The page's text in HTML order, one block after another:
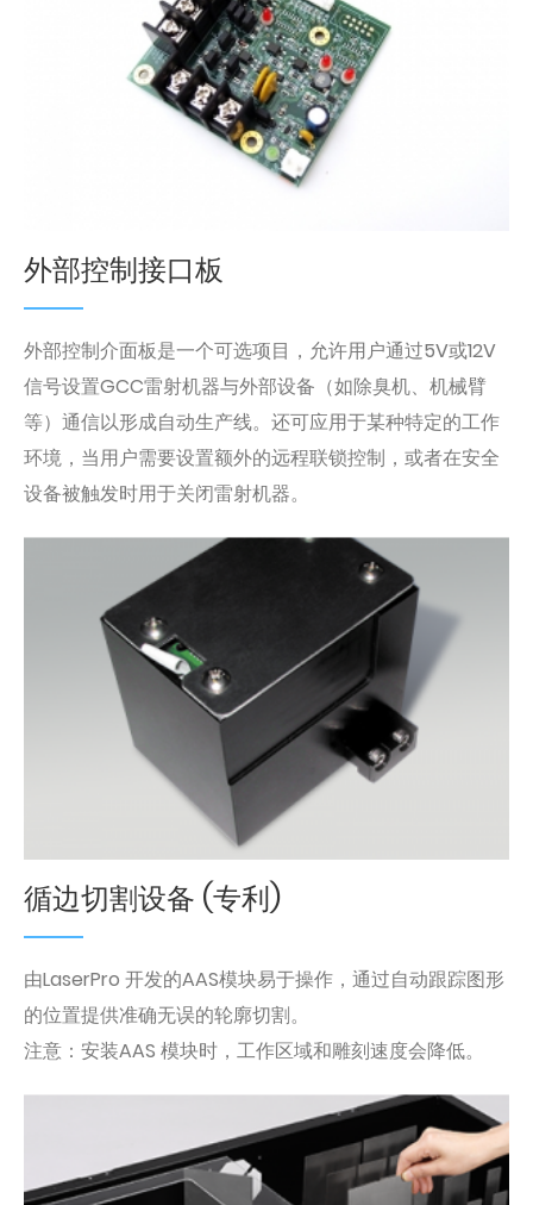
外部控制接口板
外部控制介面板是一个可选项目，允许用户通过5V或12V
信号设置GCC雷射机器与外部设备（如除臭机、机械臂
等）通信以形成自动生产线。还可应用于某种特定的工作
环境，当用户需要设置额外的远程联锁控制，或者在安全
设备被触发时用于关闭雷射机器。
循边切割设备 (专利)
由LaserPro 开发的AAS模块易于操作，通过自动跟踪图形
的位置提供准确无误的轮廓切割。
注意：安装AAS 模块时，工作区域和雕刻速度会降低。